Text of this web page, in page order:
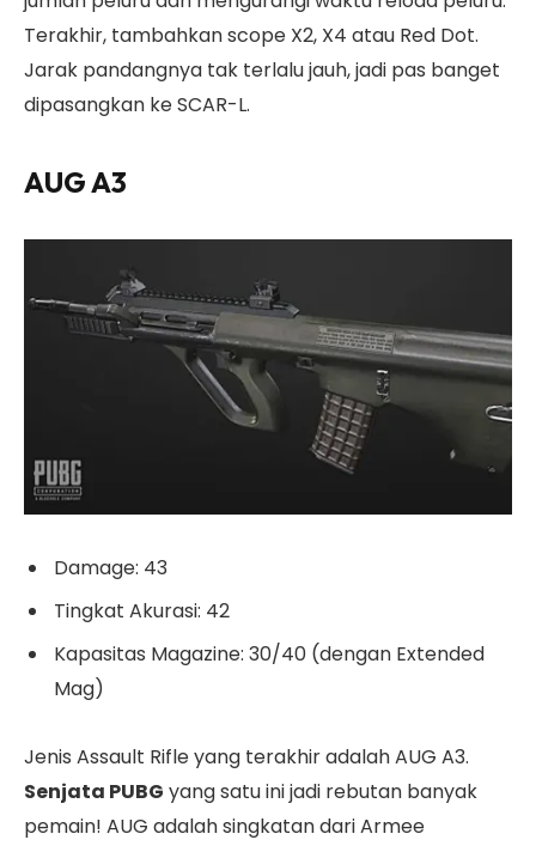
Terakhir, tambahkan scope X2, X4 atau Red Dot.
Jarak pandangnya tak terlalu jauh, jadi pas banget
dipasangkan ke SCAR-L.
AUG A3
Damage: 43
Tingkat Akurasi: 42
Kapasitas Magazine: 30/40 (dengan Extended
Mag)
Jenis Assault Rifle yang terakhir adalah AUG A3.
Senjata PUBG yang satu ini jadi rebutan banyak
pemain! AUG adalah singkatan dari Armee